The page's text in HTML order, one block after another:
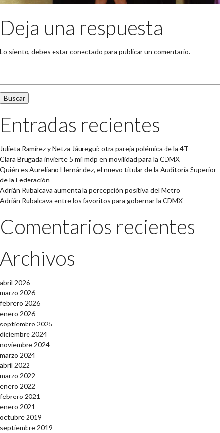
Deja una respuesta
Lo siento, debes estarconectado para publicar un comentario.
Entradas recientes
Julieta Ramírez y Netza Jáuregui: otra pareja polémica de la 4T
Clara Brugada invierte 5 mil mdp en movilidad para la CDMX
Quién es Aureliano Hernández, el nuevo titular de la Auditoría Superior
de la Federación
Adrián Rubalcava aumenta la percepción positiva del Metro
Adrián Rubalcava entre los favoritos para gobernar la CDMX
Comentarios recientes
Archivos
abril 2026
marzo 2026
febrero 2026
enero 2026
septiembre 2025
diciembre 2024
noviembre 2024
marzo 2024
abril 2022
marzo 2022
enero 2022
febrero 2021
enero 2021
octubre 2019
septiembre 2019